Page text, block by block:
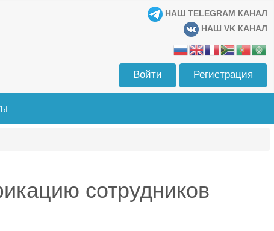
НАШ TELEGRAM КАНАЛ
НАШ VK КАНАЛ
Войти Регистрация
сотрудников